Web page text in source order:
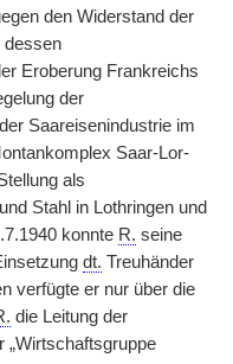
den Widerstand der
dessen
Eroberung Frankreichs
der
Saareisenindustrie im
Saar-Lor-
als
Stahl in Lothringen und
konnte R. seine
dt. Treuhänder
verfügte er nur über die
die Leitung der
„Wirtschaftsgruppe